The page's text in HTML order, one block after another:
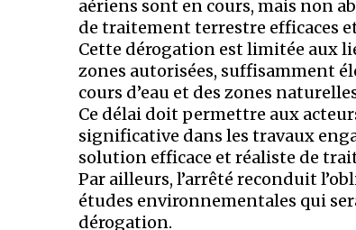
aériens sont en cours, mais non
de traitement terrestre efficaces
Cette dérogation est limitée aux
zones autorisées, suffisamment
cours d’eau et des zones
Ce délai doit permettre aux
significative dans les travaux
solution efficace et réaliste de
Par ailleurs, l’arrêté reconduit
études environnementales qui
dérogation.